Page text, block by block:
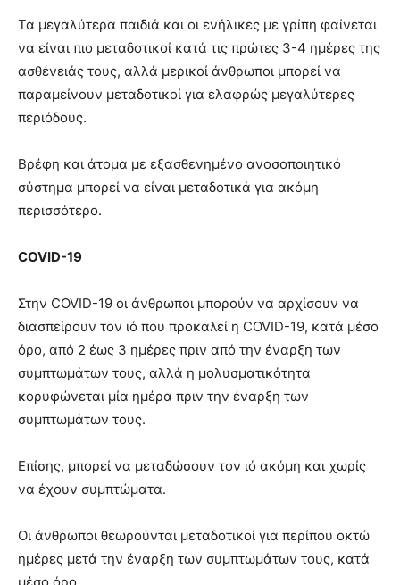
Τα μεγαλύτερα παιδιά και οι ενήλικες με γρίπη φαίνεται
να είναι πιο μεταδοτικοί κατά τις πρώτες 3-4 ημέρες της
ασθένειάς τους, αλλά μερικοί άνθρωποι μπορεί να
παραμείνουν μεταδοτικοί για ελαφρώς μεγαλύτερες
περιόδους.
Βρέφη και άτομα με εξασθενημένο ανοσοποιητικό
σύστημα μπορεί να είναι μεταδοτικά για ακόμη
περισσότερο.
COVID-19
Στην COVID-19 οι άνθρωποι μπορούν να αρχίσουν να
διασπείρουν τον ιό που προκαλεί η COVID-19, κατά μέσο
όρο, από 2 έως 3 ημέρες πριν από την έναρξη των
συμπτωμάτων τους, αλλά η μολυσματικότητα
κορυφώνεται μία ημέρα πριν την έναρξη των
συμπτωμάτων τους.
Επίσης, μπορεί να μεταδώσουν τον ιό ακόμη και χωρίς
να έχουν συμπτώματα.
Οι άνθρωποι θεωρούνται μεταδοτικοί για περίπου οκτώ
ημέρες μετά την έναρξη των συμπτωμάτων τους, κατά